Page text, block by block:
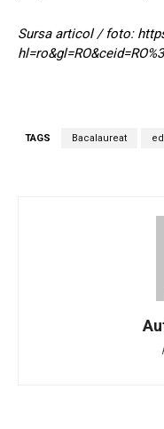
Sursa articol / foto:
TAGS Bacalaureat